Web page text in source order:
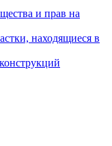
и прав на
находящиеся в